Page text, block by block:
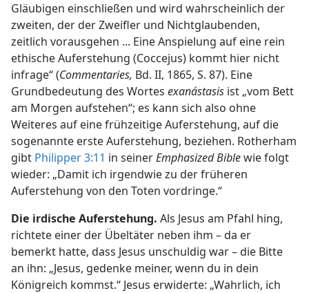
Gläubigen einschließen und wird wahrscheinlich der
zweiten, der der Zweifler und Nichtglaubenden,
zeitlich vorausgehen ... Eine Anspielung auf eine rein
ethische Auferstehung (Coccejus) kommt hier nicht
infrage“ (Commentaries, Bd. II, 1865, S. 87). Eine
Grundbedeutung des Wortes exanástasis ist „vom Bett
am Morgen aufstehen“; es kann sich also ohne
Weiteres auf eine frühzeitige Auferstehung, auf die
sogenannte erste Auferstehung, beziehen. Rotherham
gibt Philipper 3:11 in seinerEmphasized Biblewie folgt
wieder: „Damit ich irgendwie zu der früheren
Auferstehung von den Toten vordringe.“
Die irdische Auferstehung. Als Jesus am Pfahl hing,
richtete einer der Übeltäter neben ihm – da er
bemerkt hatte, dass Jesus unschuldig war – die Bitte
an ihn: „Jesus, gedenke meiner, wenn du in dein
Königreich kommst.“ Jesus erwiderte: „Wahrlich, ich